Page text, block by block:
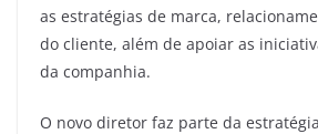
as estratégias de marca,
do cliente, além de apoiar as
da companhia.
O novo diretor faz parte da